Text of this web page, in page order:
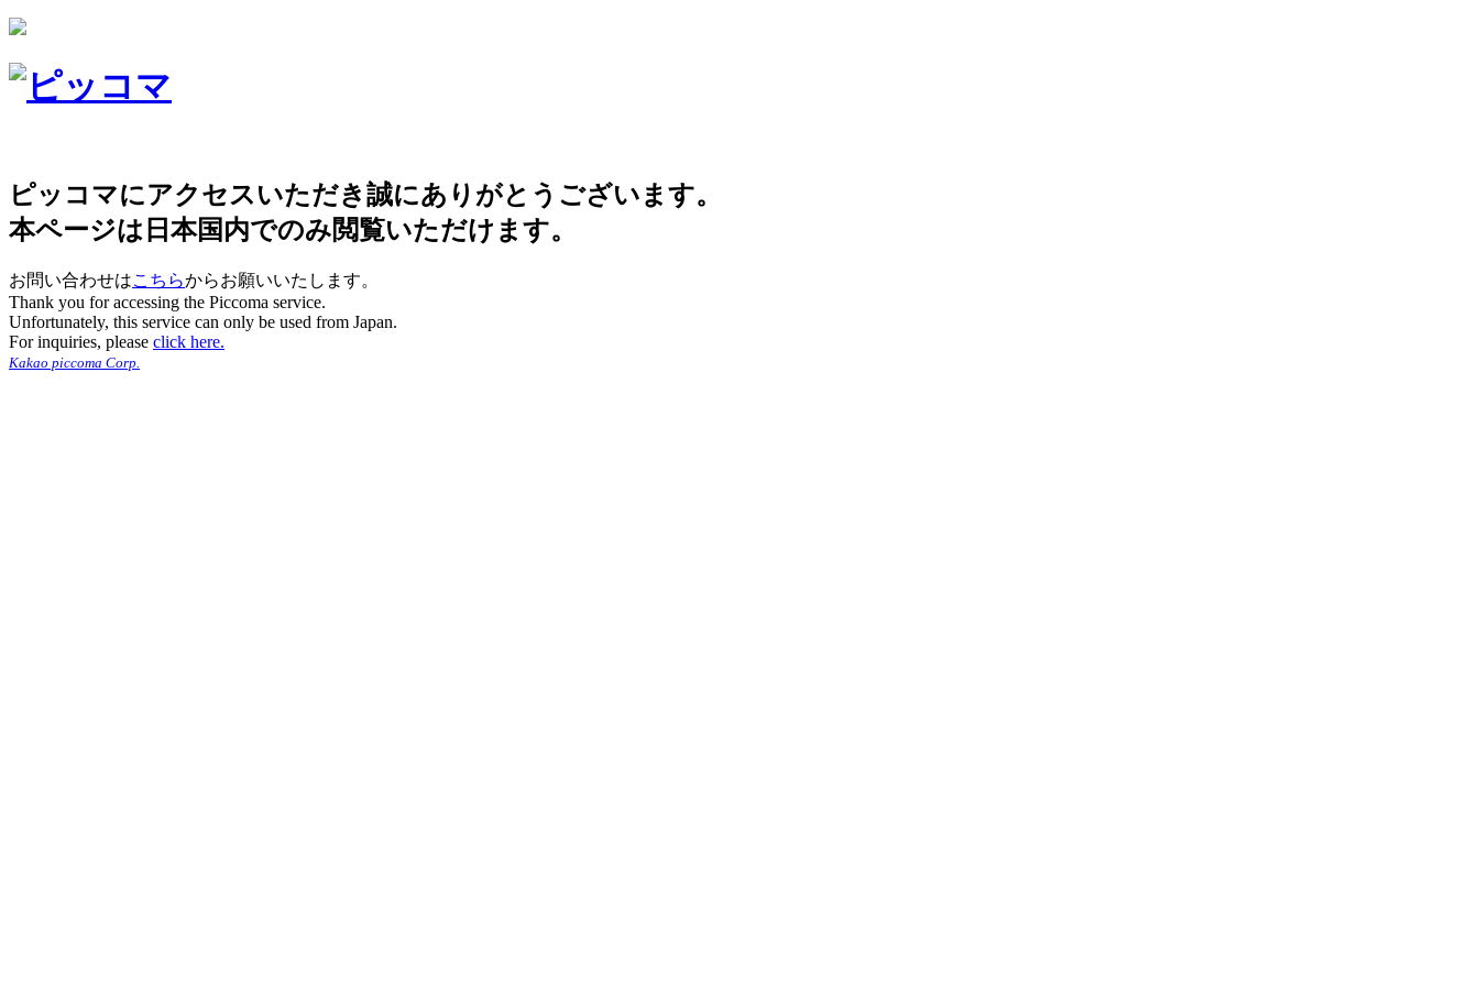
ピッコマにアクセスいただき誠にありがとうございます。
本ページは日本国内でのみ閲覧いただけます。
お問い合わせはこちらからお願いいたします。
Thank you for accessing the Piccoma service.
Unfortunately, this service can only be used from Japan.
For inquiries, please click here.
Kakao piccoma Corp.